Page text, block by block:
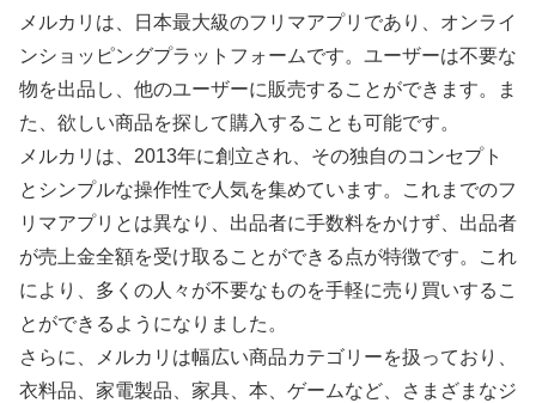
メルカリは、日本最大級のフリマアプリであり、オンライ
ンショッピングプラットフォームです。ユーザーは不要な
物を出品し、他のユーザーに販売することができます。ま
た、欲しい商品を探して購入することも可能です。
メルカリは、2013年に創立され、その独自のコンセプト
とシンプルな操作性で人気を集めています。これまでのフ
リマアプリとは異なり、出品者に手数料をかけず、出品者
が売上金全額を受け取ることができる点が特徴です。これ
により、多くの人々が不要なものを手軽に売り買いするこ
とができるようになりました。
さらに、メルカリは幅広い商品カテゴリーを扱っており、
衣料品、家電製品、家具、本、ゲームなど、さまざまなジ